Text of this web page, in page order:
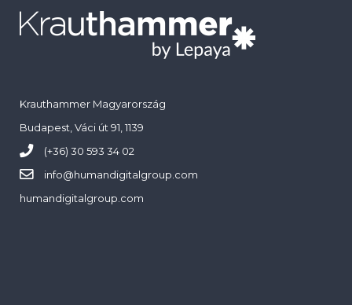
Krauthammer Magyarország
Budapest, Váci út 91, 1139
(+36) 30 593 34 02
info@humandigitalgroup.com
humandigitalgroup.com